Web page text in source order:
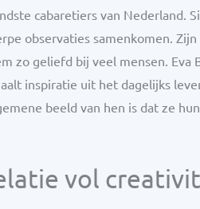
cabaretiers van Nederland.
observaties samenkomen.
zo geliefd bij veel mensen. Eva
inspiratie uit het dagelijks
beeld van hen is dat ze
vol